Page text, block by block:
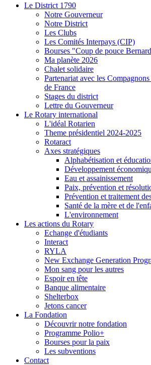
Le District 1790
Notre Gouverneur
Notre District
Les Clubs
Les Comités Interpays (CIP)
Bourses "Coup de pouce
Ma planète 2026
Chalet solidaire
Partenariat avec les
de France
Stages du district
Lettre du Gouverneur
Le Rotary international
L'idéal Rotarien
Theme présidentiel 2024-2025
Rotaract
Axes stratégiques
Alphabétisation et
Développement
Eau et assainissement
Paix, prévention et
Prévention et traitement
Santé de la mère et de
L'environnement
Les actions du Rotary
Echange d'étudiants
Interact
RYLA
New Exchange Generation
Mon sang pour les autres
Espoir en tête
Banque alimentaire
Shelterbox
Jetons cancer
La Fondation
Découvrir notre fondation
Programme Polio+
Bourses pour la paix
Les subventions
Contact